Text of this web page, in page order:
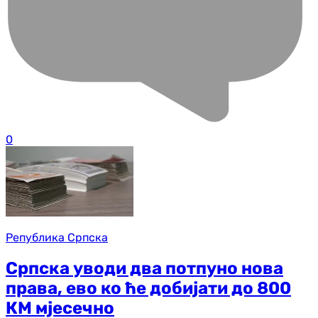
0
Република Српска
Српска уводи два потпуно нова
права, ево ко ће добијати до 800
КМ мјесечно